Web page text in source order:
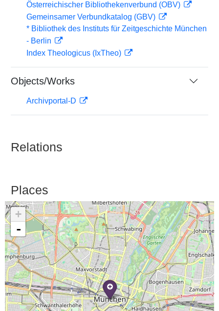
Österreichischer Bibliothekenverbund (OBV)
Gemeinsamer Verbundkatalog (GBV)
* Bibliothek des Instituts für Zeitgeschichte München
- Berlin
Index Theologicus (IxTheo)
Objects/Works
Archivportal-D
Relations
Places
+
-